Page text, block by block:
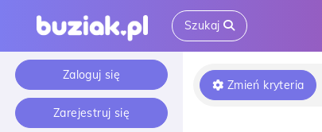
Szukaj
Zaloguj się
Zarejestruj się
Zmień kryteria